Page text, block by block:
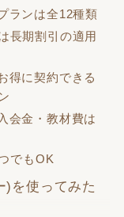
ランは全12種類
長期割引の適用
得に契約できる
会金・教材費は
でもOK
)を使ってみた